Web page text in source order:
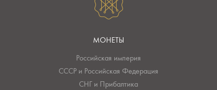
МОНЕТЫ
Российская империя
СССР и Российская Федерация
СНГ и Прибалтика